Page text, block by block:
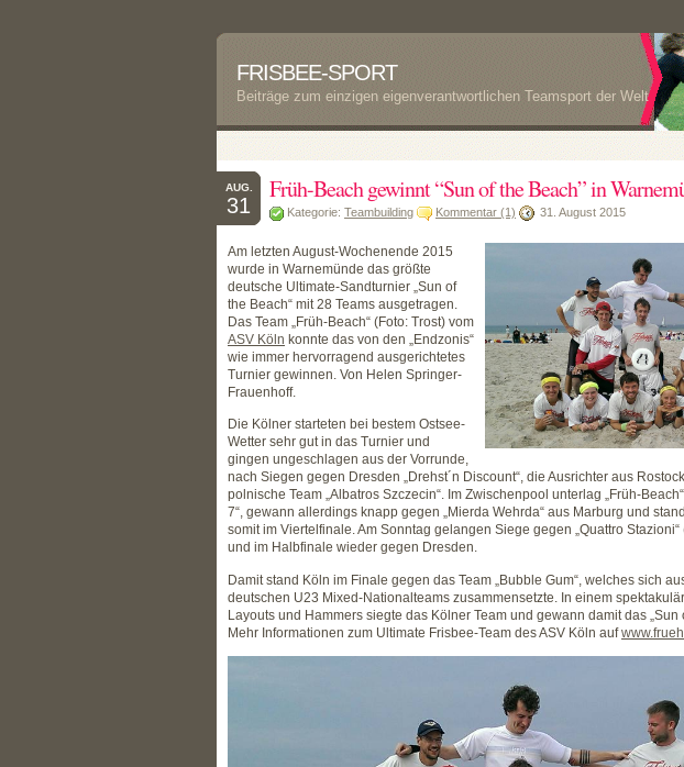
FRISBEE-SPORT
Beiträge zum einzigen eigenverantwortlichen Teamsport der Welt
AUG.
31
Früh-Beach gewinnt “Sun of the Beach” in
Kategorie: Teambuilding Kommentar (1) 31. August 2015
Am letzten August-Wochenende 2015
wurde in Warnemünde das größte
deutsche Ultimate-Sandturnier „Sun of
the Beach“ mit 28 Teams ausgetragen.
Das Team „Früh-Beach“ (Foto: Trost) vom
ASV Köln konnte das von den „Endzonis“
wie immer hervorragend ausgerichtetes
Turnier gewinnen. Von Helen Springer-
Frauenhoff.
Die Kölner starteten bei bestem Ostsee-
Wetter sehr gut in das Turnier und
gingen ungeschlagen aus der Vorrunde,
nach Siegen gegen Dresden „Drehst´n Discount“, die Ausrichter aus
polnische Team „Albatros Szczecin“. Im Zwischenpool unterlag „Früh-
7“, gewann allerdings knapp gegen „Mierda Wehrda“ aus Marburg und stand
somit im Viertelfinale. Am Sonntag gelangen Siege gegen „Quattro
und im Halbfinale wieder gegen Dresden.
Damit stand Köln im Finale gegen das Team „Bubble Gum“, welches sich
deutschen U23 Mixed-Nationalteams zusammensetzte. In einem
Layouts und Hammers siegte das Kölner Team und gewann damit das „Sun
Mehr Informationen zum Ultimate Frisbee-Team des ASV Köln auf